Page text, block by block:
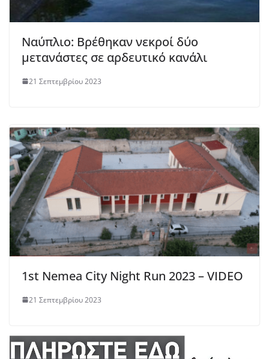
Ναύπλιο: Βρέθηκαν νεκροί δύο
μετανάστες σε αρδευτικό κανάλι
21 Σεπτεμβρίου 2023
1st Nemea City Night Run 2023 – VIDEO
21 Σεπτεμβρίου 2023